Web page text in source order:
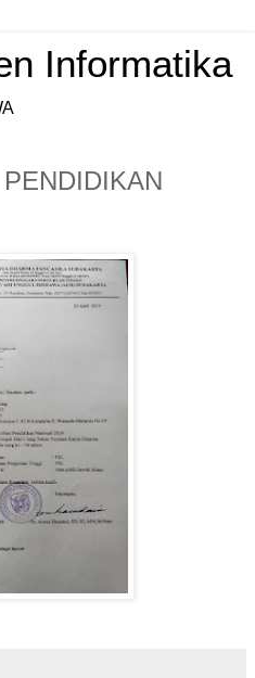
Informatika